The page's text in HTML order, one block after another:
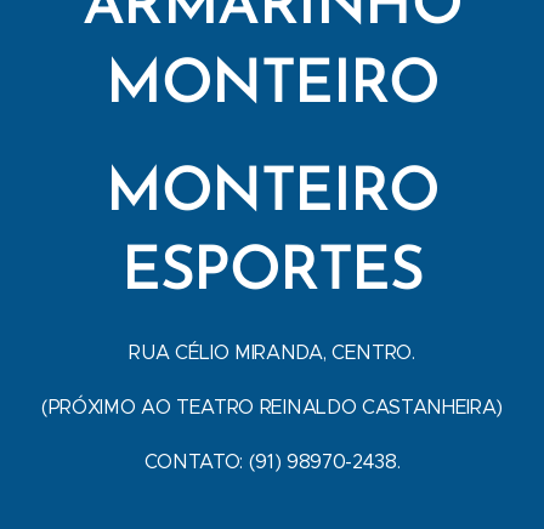
MONTEIRO
MONTEIRO
ESPORTES
RUA CÉLIO MIRANDA, CENTRO.
(PRÓXIMO AO TEATRO REINALDO CASTANHEIRA)
CONTATO: (91) 98970-2438.